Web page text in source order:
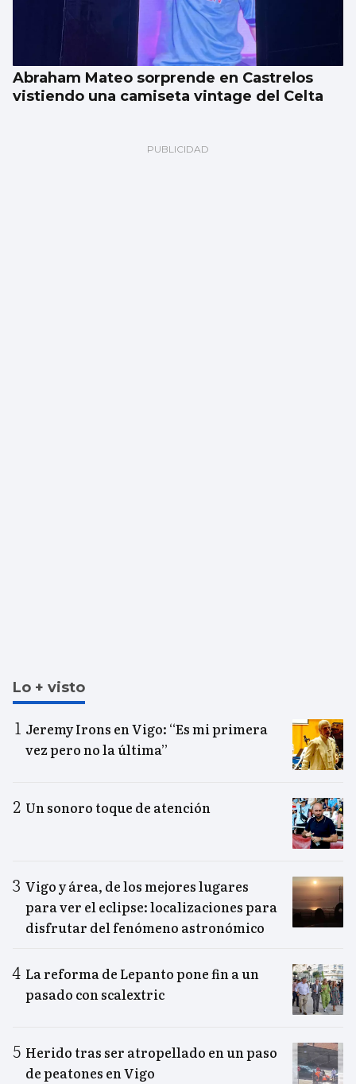
Abraham Mateo sorprende en Castrelos
vistiendo una camiseta vintage del Celta
Lo + visto
Jeremy Irons en Vigo: “Es mi primera
vez pero no la última”
Un sonoro toque de atención
Vigo y área, de los mejores lugares
para ver el eclipse: localizaciones para
disfrutar del fenómeno astronómico
La reforma de Lepanto pone fin a un
pasado con scalextric
Herido tras ser atropellado en un paso
de peatones en Vigo